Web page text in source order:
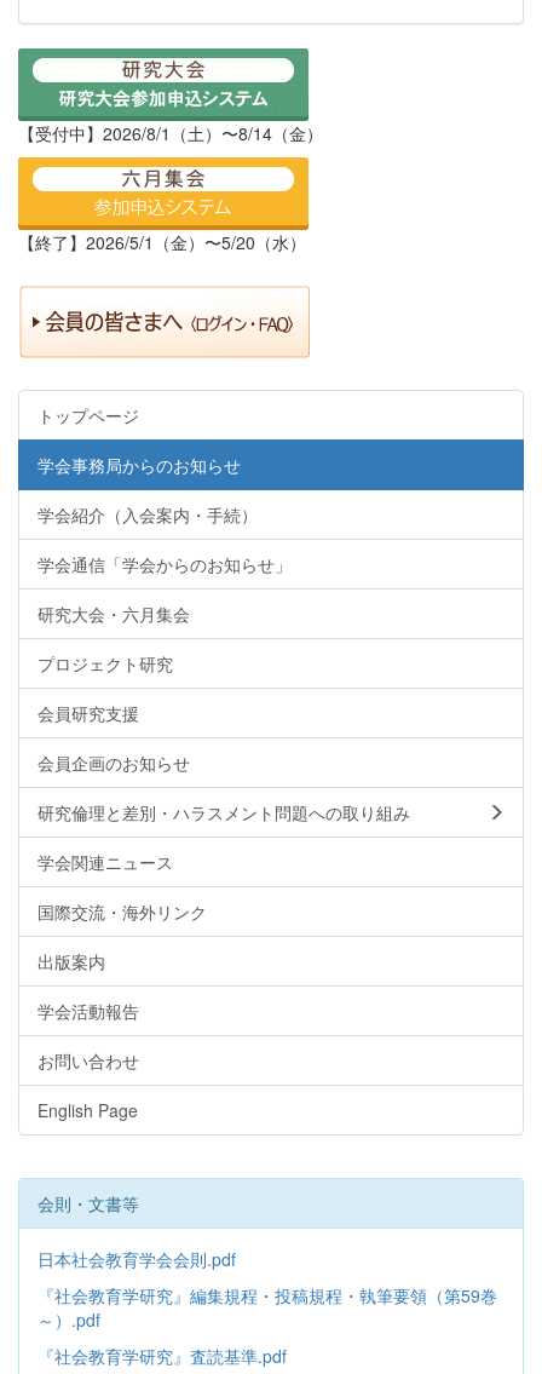
【受付中】2026/8/1（土）〜8/14（金）
【終了】2026/5/1（金）〜5/20（水）
トップページ
学会事務局からのお知らせ
学会紹介（入会案内・手続）
学会通信「学会からのお知らせ」
研究大会・六月集会
プロジェクト研究
会員研究支援
会員企画のお知らせ
研究倫理と差別・ハラスメント問題への取り組み
学会関連ニュース
国際交流・海外リンク
出版案内
学会活動報告
お問い合わせ
English Page
会則・文書等
日本社会教育学会会則.pdf
『社会教育学研究』編集規程・投稿規程・執筆要領（第59巻
～）.pdf
『社会教育学研究』査読基準.pdf